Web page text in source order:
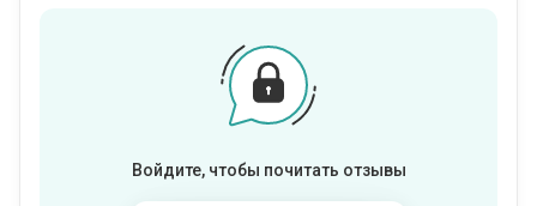
Войдите, чтобы почитать отзывы